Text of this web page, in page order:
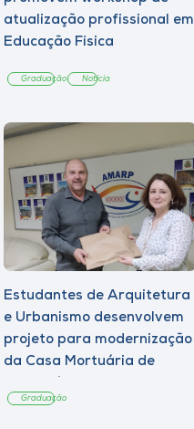
atualização profissional em
Educação Física
Graduação Notícia
Estudantes de Arquitetura
e Urbanismo desenvolvem
projeto para modernização
da Casa Mortuária de
Graduação